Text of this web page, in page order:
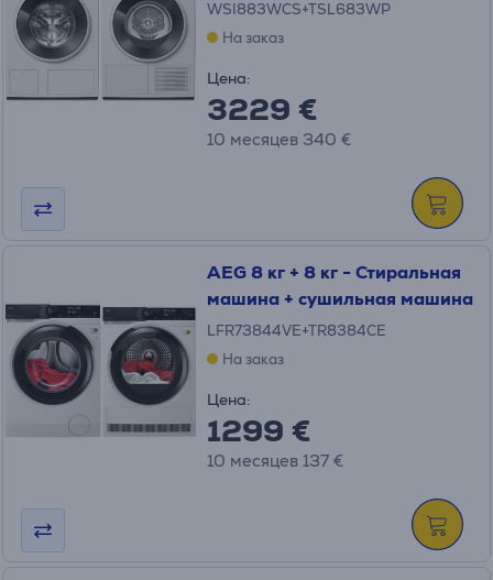
WSI883WCS+TSL683WP
На заказ
Цена:
3229 €
10 месяцев 340 €
AEG 8 кг + 8 кг - Стиральная
машина + сушильная машина
LFR73844VE+TR8384CE
На заказ
Цена:
1299 €
10 месяцев 137 €